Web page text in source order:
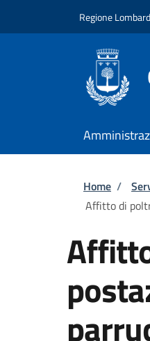
Regione
Home /
Affitto di